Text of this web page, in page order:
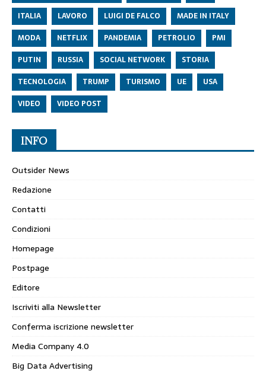
ITALIA
LAVORO LUIGI DE FALCO
MADE IN ITALY
MODA
NETFLIX PANDEMIA PETROLIO
PMI
PUTIN
RUSSIA SOCIAL NETWORK
STORIA
TECNOLOGIA
TRUMP TURISMO UE
USA
VIDEO
VIDEO POST
INFO
Outsider News
Redazione
Contatti
Condizioni
Homepage
Postpage
Editore
Iscriviti alla Newsletter
Conferma iscrizione newsletter
Media Company 4.0
Big Data Advertising